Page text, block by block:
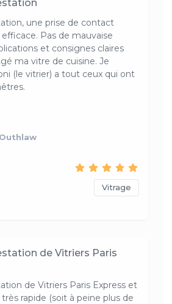
une prise de contact
Pas de mauvaise
et consignes claires
ma vitre de cuisine. Je
(le vitrier) a tout ceux qui ont
Vitrage
de Vitriers Paris
de Vitriers Paris Express et
très rapide (soit à peine plus de